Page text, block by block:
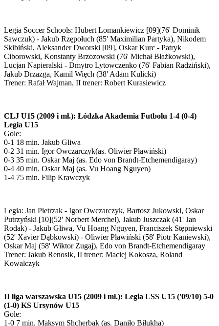
Legia Soccer Schools: Hubert Lomankiewicz [09](76' Dominik
Sawczuk) - Jakub Rzępołuch (85' Maximilian Partyka), Nikodem
Skibiński, Aleksander Dworski [09], Oskar Kurc - Patryk
Ciborowski, Konstanty Brzozowski (76' Michał Błażkowski),
Lucjan Napieralski - Dmytro Lytowczenko (76' Fabian Radziński),
Jakub Drzazga, Kamil Więch (38' Adam Kulicki)
Trener: Rafał Wajman, II trener: Robert Kurasiewicz
CLJ U15 (2009 i mł.): Łódzka Akademia Futbolu 1-4 (0-4)
Legia U15
Gole:
0-1 18 min. Jakub Gliwa
0-2 31 min. Igor Owczarczyk(as. Oliwier Pławiński)
0-3 35 min. Oskar Maj (as. Edo von Brandt-Etchemendigaray)
0-4 40 min. Oskar Maj (as. Vu Hoang Nguyen)
1-4 75 min. Filip Krawczyk
Legia: Jan Pietrzak - Igor Owczarczyk, Bartosz Jukowski, Oskar
Putrzyński [10](52' Norbert Merchel), Jakub Juszczak (41' Jan
Rodak) - Jakub Gliwa, Vu Hoang Nguyen, Franciszek Stępniewski
(52' Xavier Dąbkowski) - Oliwier Pławiński (58' Piotr Kaniewski),
Oskar Maj (58' Wiktor Zugaj), Edo von Brandt-Etchemendigaray
Trener: Jakub Renosik, II trener: Maciej Kokosza, Roland
Kowalczyk
II liga warszawska U15 (2009 i mł.): Legia LSS U15 ('09/10) 5-0
(1-0) KS Ursynów U15
Gole:
1-0 7 min. Maksym Shcherbak (as. Daniło Biłukha)